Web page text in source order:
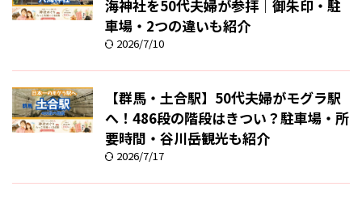
海神社を50代夫婦が参拝｜御朱印・駐
車場・2つの違いも紹介
2026/7/10
【群馬・土合駅】50代夫婦がモグラ駅
へ！486段の階段はきつい？駐車場・所
要時間・谷川岳観光も紹介
2026/7/17